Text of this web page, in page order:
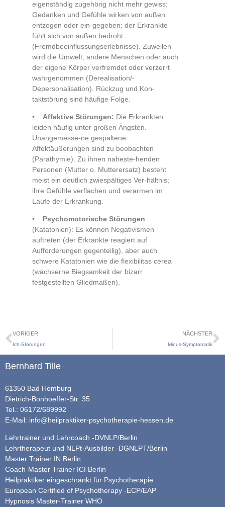
eigenständig zugehörig nicht mehr gewiss;
Gedanken und Gefühle wirken von außen
entzogen oder ein-gegeben; der Erkrankte
fühlt sich von außen bedroht
(Fremdbeeinflussungserlebnisse). Zuweilen
wird die Umwelt, andere Menschen oder auch
der eigene Körper verfremdet oder verzerrt
wahrgenommen (Derealisation/-
Depersonalisation). Rückzug und Kon-
taktstörung sind häufige Folge.
• Affektive Störungen: Die Erkrankten
leiden häufig unter großen Ängsten.
Unangemesse-ne gespaltene
Affektäußerungen sind zu beobachten
(Parathymie). Zu ihnen naheste-henden
Personen (Mutter o. Mutterersatz) besteht
meist ein deutlich zwiespältiges Ver-hältnis;
ihre Gefühle verflachen und verarmen im
Laufe der Erkrankung.
• Psychomotorische Störungen
(Katatonien): Es können Negativismen
auftreten (der Erkrankte reagiert auf
Aufforderungen gegenteilig), aber auch
schwere Katatonien wie die flexibilitas cerea
(wächserne Biegsamkeit der bizarr
festgestellten Gliedmaßen).
VORIGER
Ich-Störungen
NÄCHSTER
Minus-Symptomatik
Bernhard Tille
61350 Bad Homburg
Dietrich-Bonhoeffer-Str. 35
Tel.: 06172/689992
E-Mail: info@heilpraktiker-psychotherapie-hessen.de
Lehrtrainer und Lehrcoach -DVNLP/Berlin
Lehrtherapeut und NLPt-Ausbilder -DGNLPT/Berlin
Master Trainer IN Berlin
Coach-Master Trainer ICI Berlin
Heilpraktiker eingeschränkt für Psychotherapie
European Certified of Psychotherapy -ECP/EAP
Hypnosis Master-Trainer WHO